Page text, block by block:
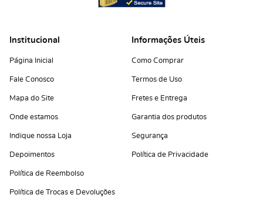
Institucional
Página Inicial
Fale Conosco
Mapa do Site
Onde estamos
Indique nossa Loja
Depoimentos
Política de Reembolso
Política de Trocas e Devoluções
Informações Úteis
Como Comprar
Termos de Uso
Fretes e Entrega
Garantia dos produtos
Segurança
Política de Privacidade